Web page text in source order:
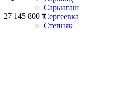
Сарыагаш
Сергеевка
Степняк
27 145 800 ₸